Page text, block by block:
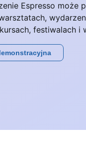
Espresso może
festiwalach i